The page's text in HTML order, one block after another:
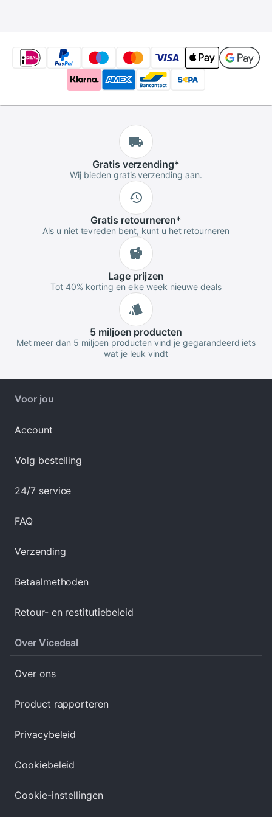
Gratis verzending*
Wij bieden gratis verzending aan.
Gratis retourneren*
Als u niet tevreden bent, kunt u het retourneren
Lageprijzen
Tot 40% korting en elke week nieuwe deals
5 miljoen producten
Met meer dan 5 miljoen producten vind je gegarandeerd iets
wat je leuk vindt
Voor jou
Account
Volg bestelling
24/7 service
FAQ
Verzending
Betaalmethoden
Retour- en restitutiebeleid
Over Vicedeal
Over ons
Product rapporteren
Privacybeleid
Cookiebeleid
Cookie-instellingen